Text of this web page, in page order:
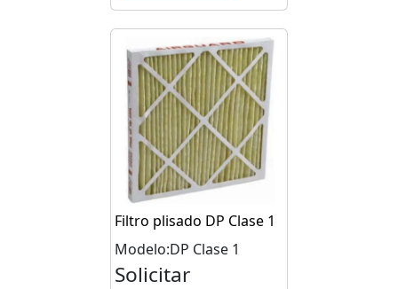
Filtro plisado DP Clase 1
Modelo:DP Clase 1
Solicitar